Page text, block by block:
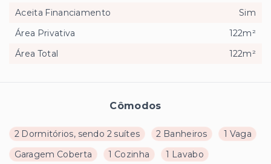
Cômodos
2 Dormitórios, sendo 2 suítes 2 Banheiros
1 Vaga
Garagem Coberta
1 Cozinha
1 Lavabo
Aceita Financiamento
Sim
Área Privativa
122m²
Área Total
122m²